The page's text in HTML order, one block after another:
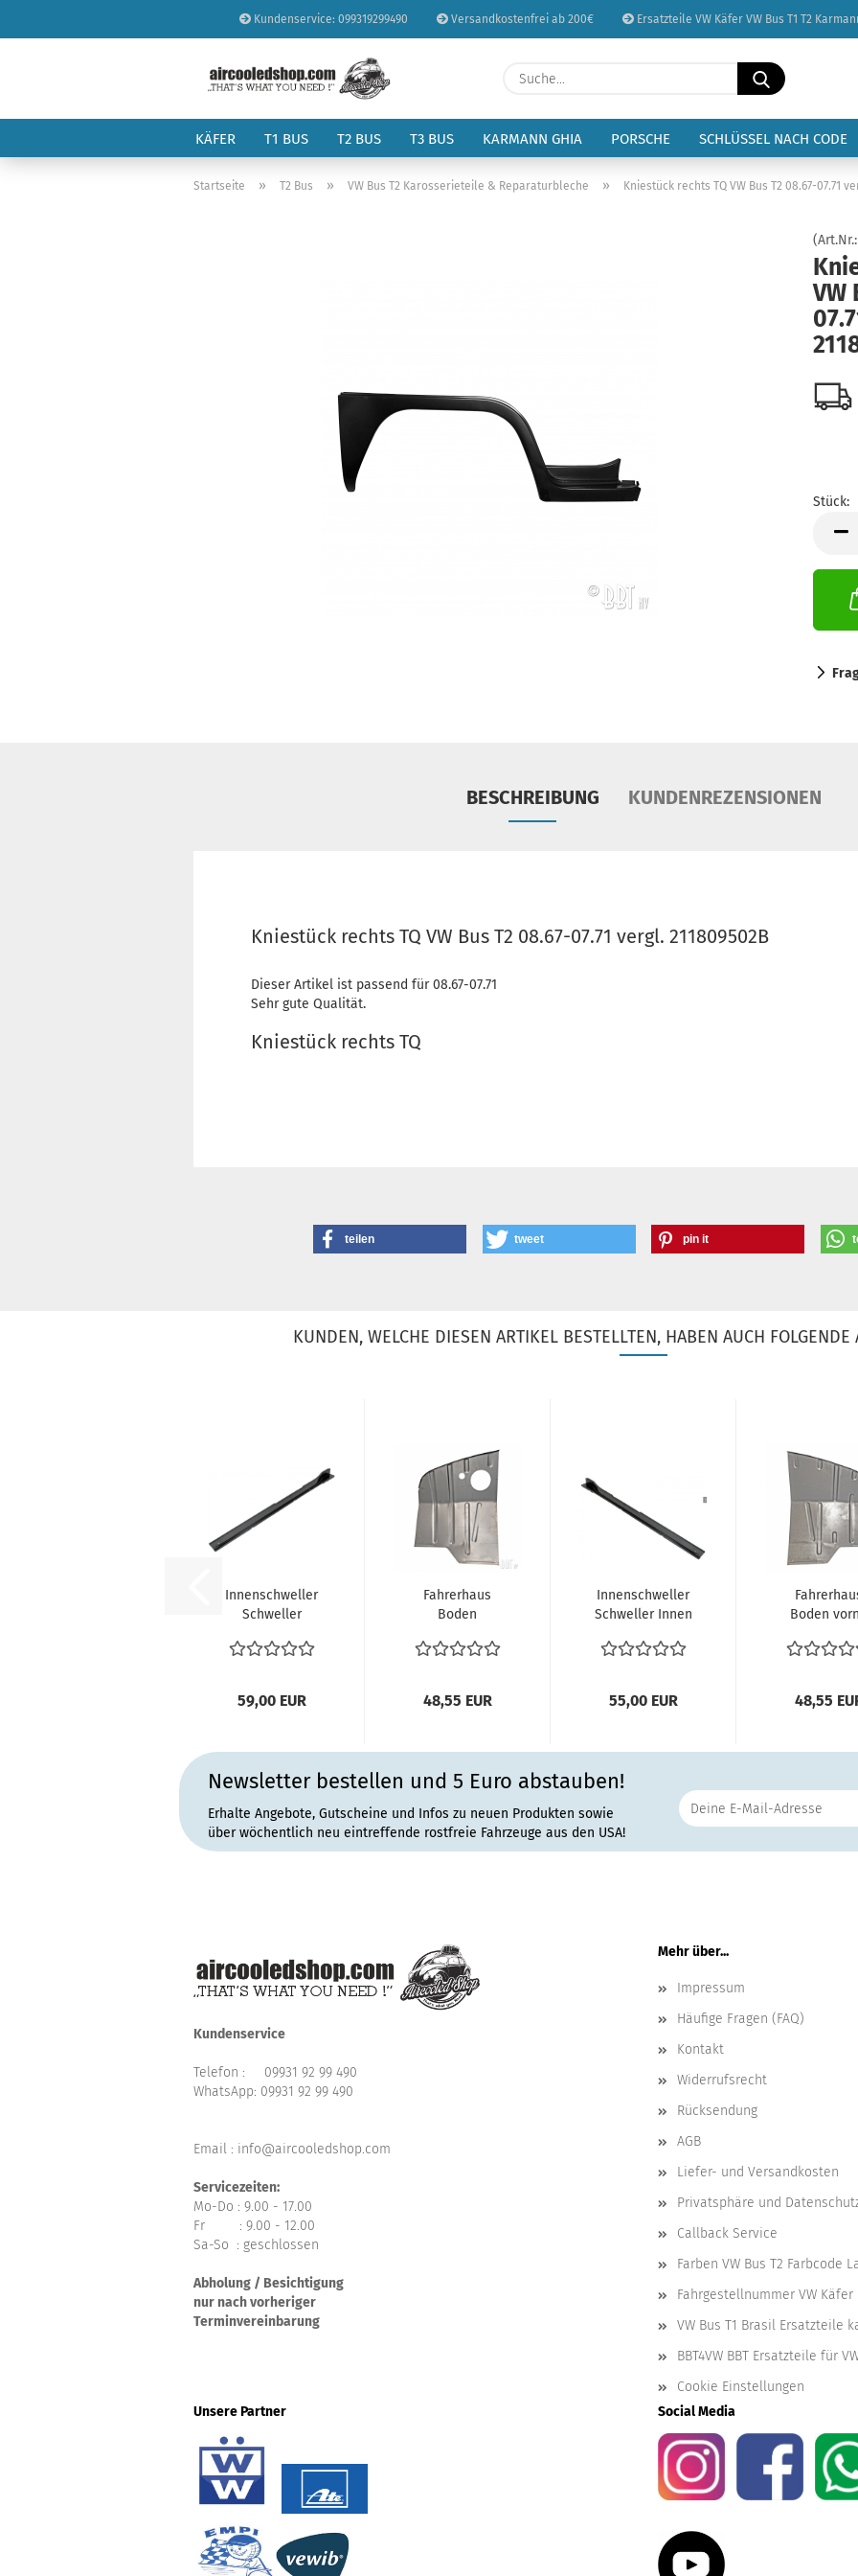
Kundenservice: 099319299490 Versandkostenfrei ab 200€ Ersatzteile VW Käfer VW Bus T1 T2
Sprache auswählen
Lieferland
Konto erstellen
Passwort
Suche...
KÄFER T1 BUS T2 BUS T3 BUS KARMANN GHIA PORSCHE SCHLÜSSEL NACH CODE
Startseite » T2 Bus » VW Bus T2 Karosserieteile & Reparaturbleche » Kniestück rechts TQ VW Bus T2 08.67-07.71
(Art.Nr.:
VW
Stück:
Stück
BESCHREIBUNG KUNDENREZENSIONEN
Kniestück rechts TQ VW Bus T2 08.67-07.71 vergl. 211809502B
Dieser Artikel ist passend für 08.67-07.71
Sehr gute Qualität.
Kniestück rechts TQ
teilen tweet pin it
KUNDEN, WELCHE DIESEN ARTIKEL BESTELLTEN, HABEN AUCH FOLGENDE
Innenschweller
Schweller
Qualität VW
59,00 EUR
Fahrerhaus
Boden
links VW Bus T2
48,55 EUR
Innenschweller
Schweller Innen
08.67-07.79...
55,00 EUR
Boden
rechts VW
48,55
Newsletter bestellen und 5 Euro abstauben!
Erhalte Angebote, Gutscheine und Infos zu neuen Produkten sowie
über wöchentlich neu eintreffende rostfreie Fahrzeuge aus den USA!
Kundenservice
Telefon : 09931 92 99 490
WhatsApp: 09931 92 99 490
Email : info@aircooledshop.com
Servicezeiten:
Mo-Do : 9.00 - 17.00
Fr : 9.00 - 12.00
Sa-So : geschlossen
Abholung / Besichtigung
nur nach vorheriger
Terminvereinbarung
Mehr über...
Impressum
Häufige Fragen (FAQ)
Kontakt
Widerrufsrecht
Rücksendung
AGB
Liefer- und Versandkosten
Privatsphäre und
Callback Service
Farben VW Bus T2 Farbcode
Fahrgestellnummer VW Käfer
VW Bus T1 Brasil Ersatzteile
BBT4VW BBT Ersatzteile für
Cookie Einstellungen
Unsere Partner
Social Media